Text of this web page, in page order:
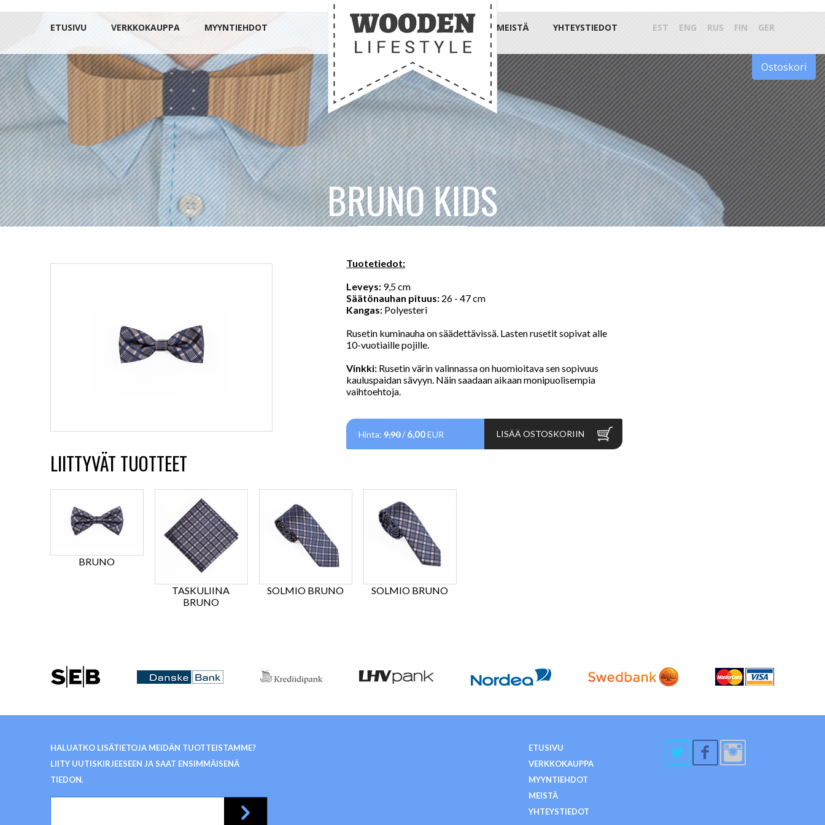
ETUSIVU VERKKOKAUPPA MYYNTIEHDOT MEISTÄ YHTEYSTIEDOT EST ENG RUS FIN GER
Ostoskori
BRUNO KIDS
Tuotetiedot:
Leveys: 9,5 cm
Säätönauhan pituus: 26 - 47 cm
Kangas: Polyesteri
Rusetin kuminauha on säädettävissä. Lasten rusetit sopivat alle
10-vuotiaille pojille.
Vinkki: Rusetin värin valinnassa on huomioitava sen sopivuus
kauluspaidan sävyyn. Näin saadaan aikaan monipuolisempia
vaihtoehtoja.
Hinta: 9,90/ 6,00EUR LISÄÄ OSTOSKORIIN
LIITTYVÄT TUOTTEET
BRUNO
TASKULIINA
BRUNO
SOLMIO BRUNO SOLMIO BRUNO
HALUATKO LISÄTIETOJA MEIDÄN TUOTTEISTAMME?
LIITY UUTISKIRJEESEEN JA SAAT ENSIMMÄISENÄ
TIEDON.
ETUSIVU
VERKKOKAUPPA
MYYNTIEHDOT
MEISTÄ
YHTEYSTIEDOT